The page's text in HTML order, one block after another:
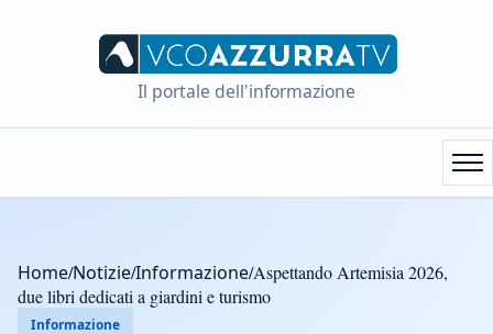
Il portale dell'informazione
Home/Notizie/Informazione/Aspettando Artemisia 2026,
due libri dedicati a giardini e turismo
Informazione